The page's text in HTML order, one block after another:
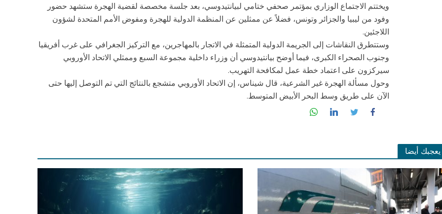
ويختتم الاجتماع الوزاري بمؤتمر صحفي ختامي لبيانتيدوسي، بعد جلسة مخصصة لقضية الهجرة ستشهد حضور
وفود من ليبيا والجزائر وتونس، فضلاً عن ممثلين عن المنظمة الدولية للهجرة ومفوض الأمم المتحدة لشؤون
اللاجئين.
وستتطرق النقاشات إلى الجريمة الدولية المتمثلة في الاتجار بالمهاجرين، مع التركيز الجغرافي على غرب أفريقيا
وجنوب الصحراء الكبرى، فيما أوضح بيانتيدوسي أن وزراء داخلية مجموعة السبع وممثلي الاتحاد الأوروبي
سيركزون على اعتماد خطة عمل لمكافحة التهريب.
وحول مسألة الهجرة غير الشرعية، قال شيناس، إن الاتحاد الأوروبي متشجع بالنتائج التي تم التوصل إليها حتى
الآن على طريق وسط البحر الأبيض المتوسط.
يعجبك أيضا